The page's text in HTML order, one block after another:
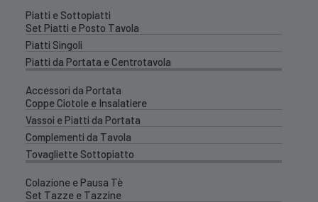
Piatti e Sottopiatti
Set Piatti e Posto Tavola
Piatti Singoli
Piatti da Portata e Centrotavola
Accessori da Portata
Coppe Ciotole e Insalatiere
Vassoi e Piatti da Portata
Complementi da Tavola
Tovagliette Sottopiatto
Colazione e Pausa Tè
Set Tazze e Tazzine